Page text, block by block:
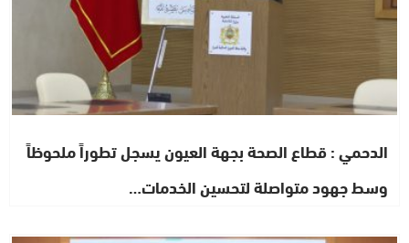
الدحمي : قطاع الصحة بجهة العيون يسجل تطوراً ملحوظاً
وسط جهود متواصلة لتحسين الخدمات…